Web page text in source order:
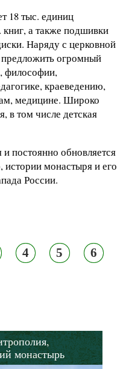
18 тыс. единиц
книг, а также подшивки
Наряду с церковной
огромный
философии,
краеведению,
медицине. Широко
в том числе детская
постоянно обновляется
монастыря и его
России.
4 5 6
монастырь